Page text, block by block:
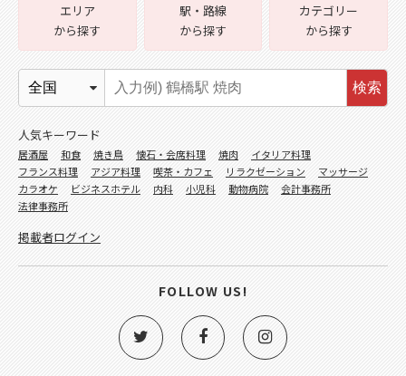
エリア
から探す
駅・路線
から探す
カテゴリー
から探す
検索
人気キーワード
居酒屋 和食 焼き鳥 懐石・会席料理 焼肉
イタリア料理
フランス料理
アジア料理 喫茶・カフェ リラクゼーション
マッサージ
カラオケ
ビジネスホテル 内科 小児科 動物病院
会計事務所
法律事務所
掲載者ログイン
FOLLOW US!